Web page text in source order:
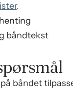
.
båndtekst
båndet